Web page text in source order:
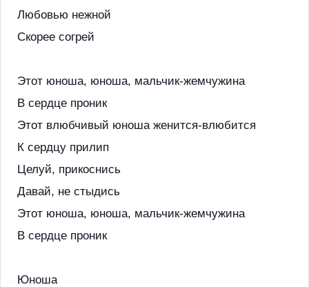
Любовью нежной
Скорее согрей
Этот юноша, юноша, мальчик-жемчужина
В сердце проник
Этот влюбчивый юноша женится-влюбится
К сердцу прилип
Целуй, прикоснись
Давай, не стыдись
Этот юноша, юноша, мальчик-жемчужина
В сердце проник
Юноша